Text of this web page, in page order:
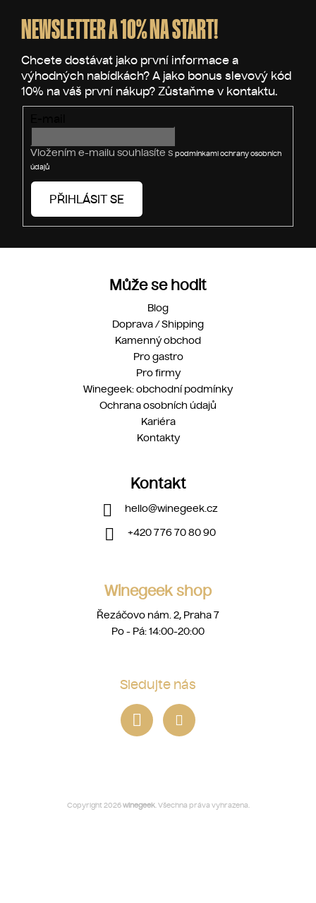
NEWSLETTER A 10% NA START!
Vložením e-mailu souhlasíte s podmínkami ochrany osobních
údajů
PŘIHLÁSIT SE
Může se hodit
Blog
Doprava / Shipping
Kamenný obchod
Pro gastro
Pro firmy
Winegeek: obchodní podmínky
Ochrana osobních údajů
Kariéra
Kontakty
Kontakt
hello@winegeek.cz
+420 776 70 80 90
Winegeek shop
Řezáčovo nám. 2, Praha 7
Po - Pá: 14:00-20:00
Sledujte nás
Copyright 2026winegeek. Všechna práva vyhrazena.